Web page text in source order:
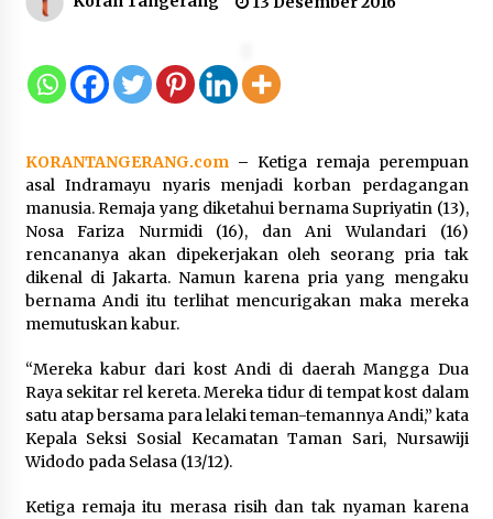
Pendirian Perseroan Perorangan
bagi Pelaku Usaha di Maluku Utara
Wagub Malut Apresiasi
Pendampingan Layanan Hukum
Gratis, Kakanwil: Pencatatan Hak
Cipta Musik Kini Rp0
9 Agustus 2026
Kemenkum Malut Semarakkan HUT
RI dan Hari Pengayoman ke-81
melalui Fun Walk di Ternate
9 Agustus 2026
KORANTANGERANG.com– Ketiga remaja perempuan
asal Indramayu nyaris menjadi korban perdagangan
manusia. Remaja yang diketahui bernama Supriyatin (13),
Nosa Fariza Nurmidi (16), dan Ani Wulandari (16)
rencananya akan dipekerjakan oleh seorang pria tak
dikenal di Jakarta. Namun karena pria yang mengaku
bernama Andi itu terlihat mencurigakan maka mereka
memutuskan kabur.
“Mereka kabur dari kost Andi di daerah Mangga Dua
Raya sekitar rel kereta. Mereka tidur di tempat kost dalam
satu atap bersama para lelaki teman-temannya Andi,” kata
Kepala Seksi Sosial Kecamatan Taman Sari, Nursawiji
Widodo pada Selasa (13/12).
Ketiga remaja itu merasa risih dan tak nyaman karena